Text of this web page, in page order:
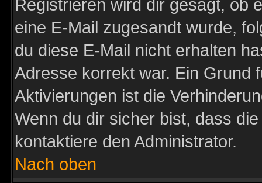
Registrieren wird dir gesagt, ob
eine E-Mail zugesandt wurde,
du diese E-Mail nicht erhalten
Adresse korrekt war. Ein Grund
Aktivierungen ist die
Wenn du dir sicher bist, dass
kontaktiere den Administrator.
Nach oben